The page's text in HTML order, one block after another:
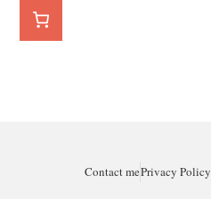
Contact mePrivacy Policy